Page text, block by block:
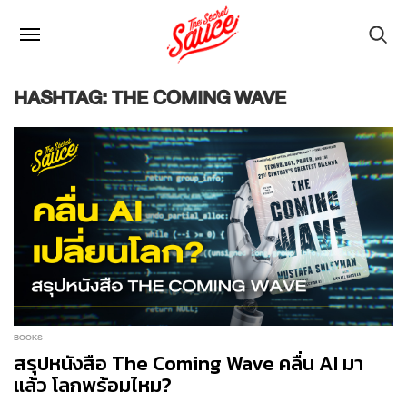
HASHTAG: THE COMING WAVE
BOOKS
สรุปหนังสือ The Coming Wave คลื่น AI มา
แล้ว โลกพร้อมไหม?